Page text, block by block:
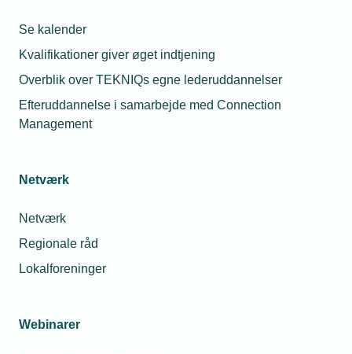
Se kalender
Kvalifikationer giver øget indtjening
Overblik over TEKNIQs egne lederuddannelser
Efteruddannelse i samarbejde med Connection
Management
Netværk
Netværk
Regionale råd
Lokalforeninger
Webinarer